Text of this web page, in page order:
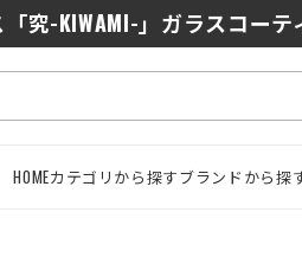
究-KIWAMI-」ガラスコー
徹底比較｜コスパ最強イン
HOMEカテゴリから探すブランドから探